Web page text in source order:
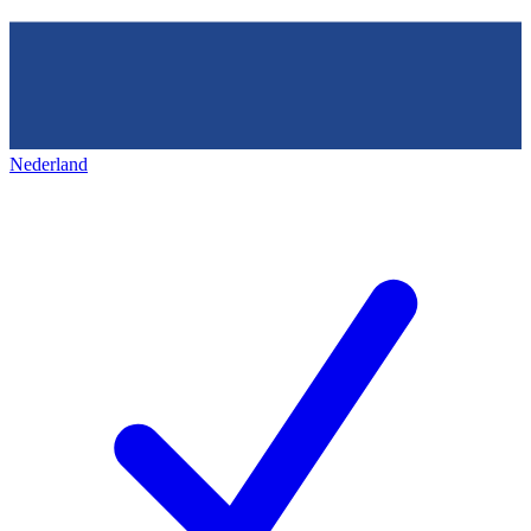
Nederland